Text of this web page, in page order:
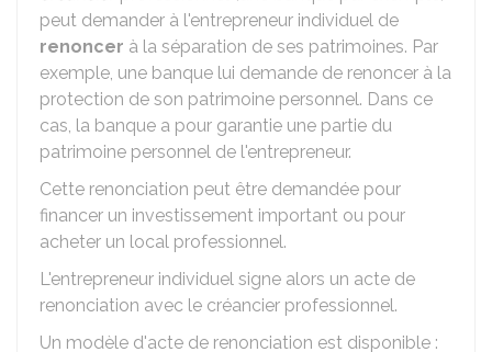
peut demander à l'entrepreneur individuel de
renoncer à la séparation de ses patrimoines. Par
exemple, une banque lui demande de renoncer à la
protection de son patrimoine personnel. Dans ce
cas, la banque a pour garantie une partie du
patrimoine personnel de l'entrepreneur.
Cette renonciation peut être demandée pour
financer un investissement important ou pour
acheter un local professionnel.
L'entrepreneur individuel signe alors un acte de
renonciation avec le créancier professionnel.
Un modèle d'acte de renonciation est disponible :